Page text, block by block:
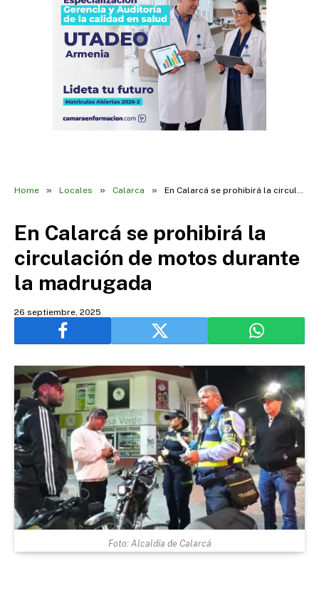
Home » Locales » Calarca » En Calarcá se prohibirá la circulación de motos durante la madrugada
En Calarcá se prohibirá la
circulación de motos durante
la madrugada
26 septiembre, 2025
Foto: Alcaldía de Calarcá